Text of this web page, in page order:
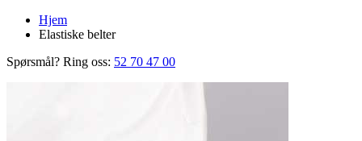
Hjem
Elastiske belter
Spørsmål? Ring oss: 52 70 47 00